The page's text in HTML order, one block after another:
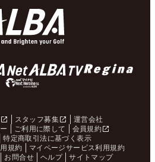
スタッフ募集
運営会社
ご利用に際して
会員規約
特定商取引法に基づく表示
規約
マイページサービス利用規約
お問合せ ヘルプ サイトマップ